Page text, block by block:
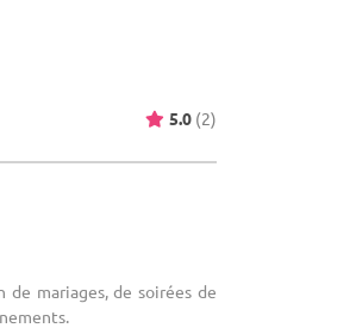
5.0 (2)
mariages, de soirées de